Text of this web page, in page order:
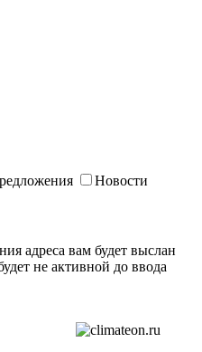
Новости
адреса вам будет выслан
не активной до ввода